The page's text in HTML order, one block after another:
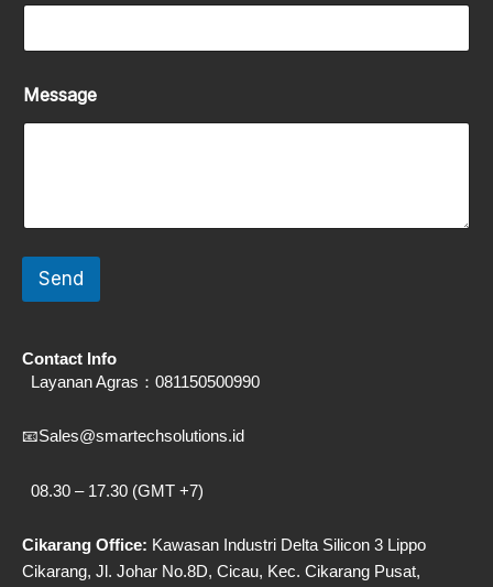
Message
Send
Contact Info
Layanan Agras： 081150500990
📧Sales@smartechsolutions.id
08.30 – 17.30 (GMT +7)
Cikarang Office: Kawasan Industri Delta Silicon 3 Lippo
Cikarang, Jl. Johar No.8D, Cicau, Kec. Cikarang Pusat,